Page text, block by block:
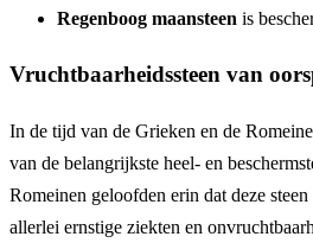
Regenboog maansteen is
Vruchtbaarheidssteen van
In de tijd van de Grieken en de
van de belangrijkste heel- en
Romeinen geloofden erin dat deze steen
allerlei ernstige ziekten en